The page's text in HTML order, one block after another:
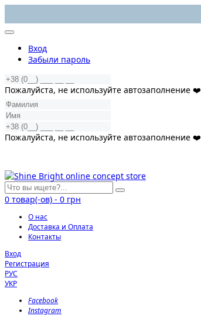
Вход
Забыли пароль
Пожалуйста, не используйте автозаполнение ❤️
Пожалуйста, не используйте автозаполнение ❤️
0 товар(-ов) - 0 грн
О нас
Доставка и Оплата
Контакты
Вход
Регистрация
РУС
УКР
Facebook
Instagram